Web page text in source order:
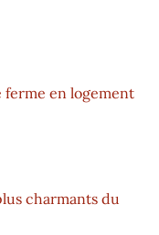
en logement
charmants du